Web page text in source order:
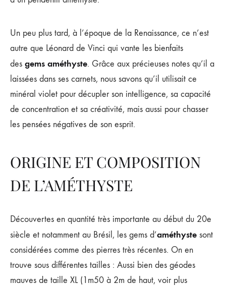
Un peu plus tard, à l’époque de la Renaissance, ce n’est
autre que Léonard de Vinci qui vante les bienfaits
des gems améthyste. Grâce aux précieuses notes qu’il a
laissées dans ses carnets, nous savons qu’il utilisait ce
minéral violet pour décupler son intelligence, sa capacité
de concentration et sa créativité, mais aussi pour chasser
les pensées négatives de son esprit.
ORIGINE ET COMPOSITION
DE L’AMÉTHYSTE
Découvertes en quantité très importante au début du 20e
siècle et notamment au Brésil, les gems d’améthyste sont
considérées comme des pierres très récentes. On en
trouve sous différentes tailles : Aussi bien des géodes
mauves de taille XL (1m50 à 2m de haut, voir plus